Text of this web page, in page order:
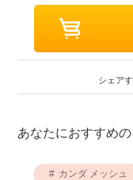
シェア
あなたにおすすめ
カンダ メッシュ